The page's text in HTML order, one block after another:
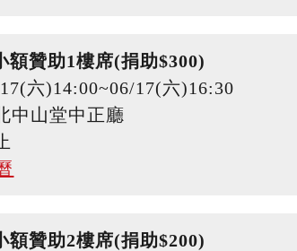
額贊助1樓席(捐助$300)
六)14:00~06/17(六)16:30
中山堂中正廳
額贊助2樓席(捐助$200)